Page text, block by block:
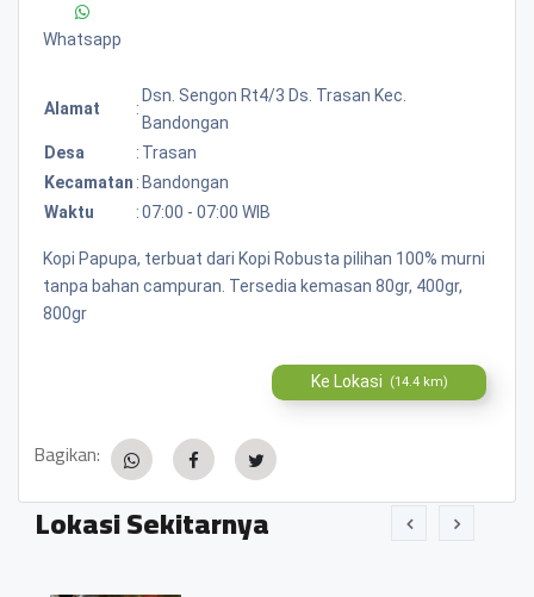
Whatsapp
Alamat :
Dsn. Sengon Rt4/3 Ds. Trasan Kec.
Bandongan
Desa
: Trasan
Kecamatan : Bandongan
Waktu
:07:00 - 07:00 WIB
Kopi Papupa, terbuat dari Kopi Robusta pilihan 100% murni
tanpa bahan campuran. Tersedia kemasan 80gr, 400gr,
800gr
Ke Lokasi (14.4 km)
Bagikan:
Lokasi Sekitarnya